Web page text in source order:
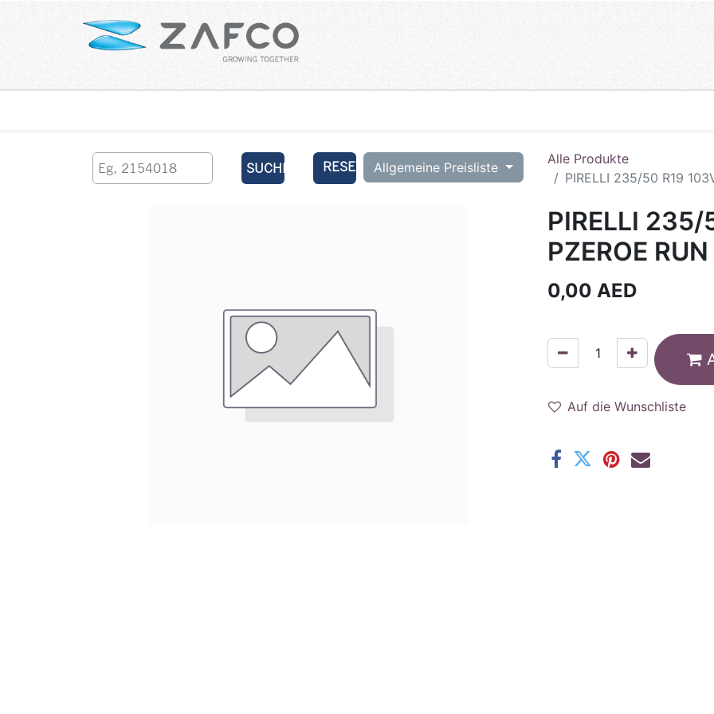
SUCHEN RESET Allgemeine Preisliste
Alle Produkte
PIRELLI 235/50 R19
PIRELLI 235/
PZEROE
0,00 AED
Auf die Wunschliste